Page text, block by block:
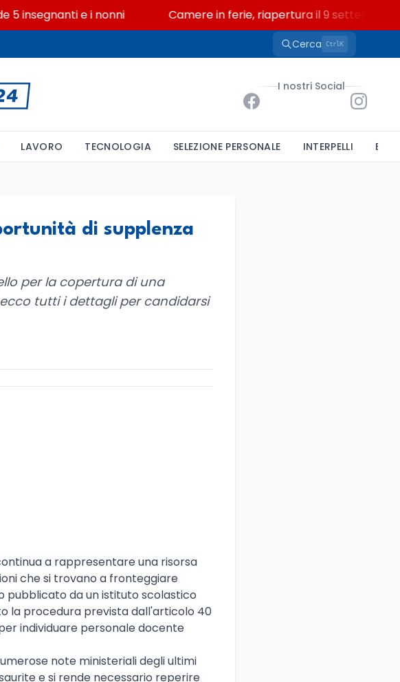
insegnanti e i nonni Camere in ferie, riapertura il 9 settembre
Cerca CtrlK
I nostri Social
LAVORO TECNOLOGIA SELEZIONE PERSONALE INTERPELLI
di supplenza
per la copertura di una
tutti i dettagli per candidarsi
a rappresentare una risorsa
che si trovano a fronteggiare
pubblicato da un istituto scolastico
la procedura prevista dall'articolo 40
individuare personale docente
note ministeriali degli ultimi
e si rende necessario reperire